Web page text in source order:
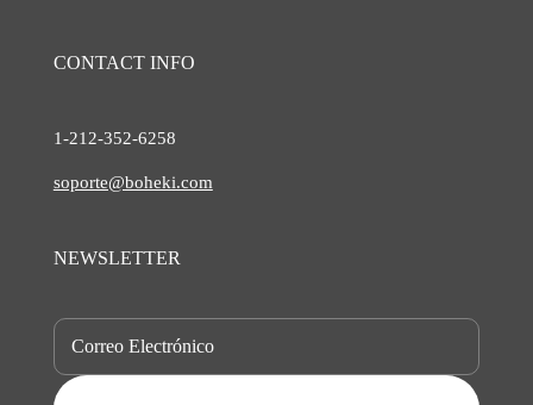
CONTACT INFO
1-212-352-6258
soporte@boheki.com
NEWSLETTER